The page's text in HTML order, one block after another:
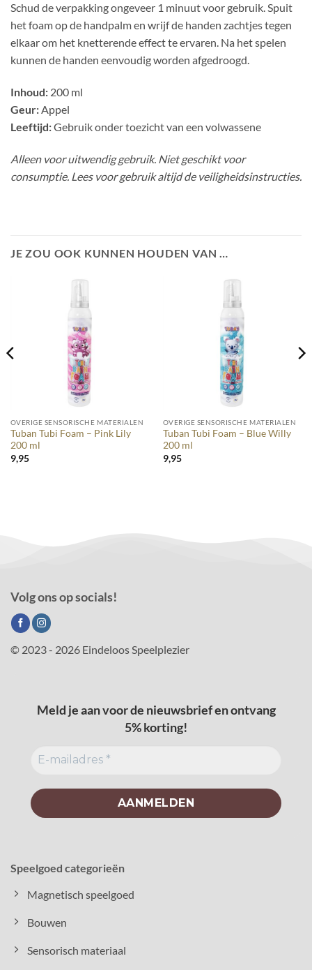
Schud de verpakking ongeveer 1 minuut voor gebruik. Spuit
het foam op de handpalm en wrijf de handen zachtjes tegen
elkaar om het knetterende effect te ervaren. Na het spelen
kunnen de handen eenvoudig worden afgedroogd.
Inhoud: 200 ml
Geur:Appel
Leeftijd:Gebruik onder toezicht van een volwassene
Alleen voor uitwendig gebruik. Niet geschikt voor
consumptie. Lees voor gebruik altijd de veiligheidsinstructies.
JE ZOU OOK KUNNEN HOUDEN VAN …
OVERIGE SENSORISCHE MATERIALEN
Tuban Tubi Foam – Pink Lily
200 ml
9,95
OVERIGE SENSORISCHE MATERIALEN
Tuban Tubi Foam – Blue Willy
200 ml
9,95
Volg ons op socials!
© 2023 - 2026 Eindeloos Speelplezier
Meld je aan voor de nieuwsbrief en ontvang
5% korting!
Speelgoed categorieën
Magnetisch speelgoed
Bouwen
Sensorisch materiaal